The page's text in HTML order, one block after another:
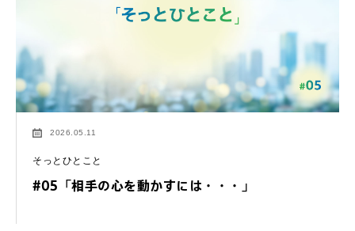
2026.05.11
そっとひとこと
#05「相手の心を動かすには・・・」